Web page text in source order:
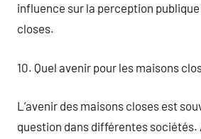
influence sur la perception
closes.
10. Quel avenir pour les maisons
L’avenir des maisons closes est
question dans différentes sociétés.